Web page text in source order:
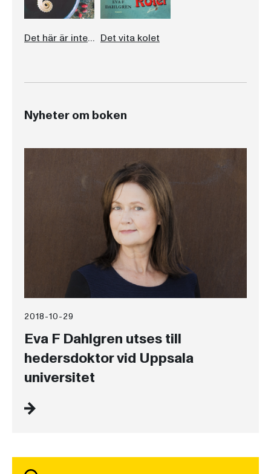
Det här är inte jag Det vita kolet
Nyheter om boken
2018-10-29
Eva F Dahlgren utses till
hedersdoktor vid Uppsala
universitet